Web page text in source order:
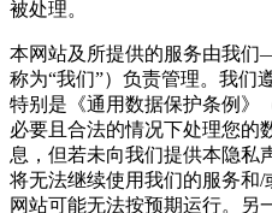
被处理。
本网站及所提供的服务由我们
称为“我们”）负责管理。我们
特别是《通用数据保护条例》
必要且合法的情况下处理您的
息，但若未向我们提供本隐私
将无法继续使用我们的服务和
网站可能无法按预期运行。另